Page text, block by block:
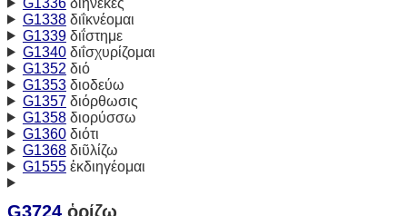
G1338διΐκνέομαι
G1339διΐστημε
G1340διΐσχυρίζομαι
G1352 διό
G1353διοδεύω
G1357διόρθωσις
G1358διορύσσω
G1360διότι
G1368διῦλίζω
G1555ἐκδιηγέομαι
G3724 ὁρίζω